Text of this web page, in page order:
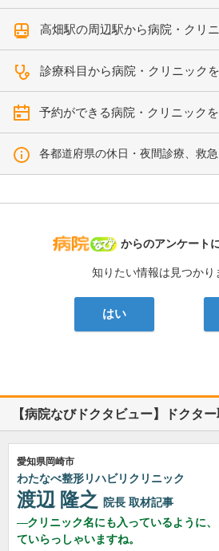
高畑駅の周辺駅から病院・クリ
診療科目から病院・クリニック
予約ができる病院・クリニック
各都道府県の休日・夜間診療、救
病院なび
からのアンケート
知りたい情報は見つかり
はい
【病院なびドクタビュー】ドクタ
愛知県岡崎市
わたなべ整形リハビリクリニック
渡辺 隆之 院長 取材記事
クリニック名にも入っているように
ていらっしゃいますね。